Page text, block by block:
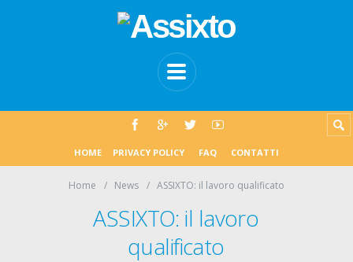
HOME PRIVACY POLICY FAQ CONTATTI
Home News ASSIXTO: il lavoro qualificato
ASSIXTO: il lavoro
qualificato